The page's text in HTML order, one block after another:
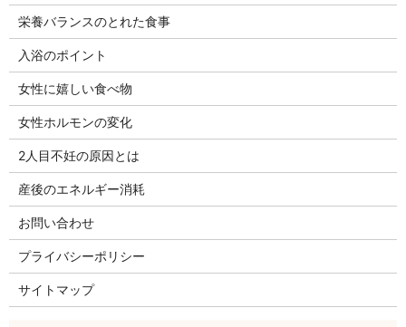
栄養バランスのとれた食事
入浴のポイント
女性に嬉しい食べ物
女性ホルモンの変化
2人目不妊の原因とは
産後のエネルギー消耗
お問い合わせ
プライバシーポリシー
サイトマップ